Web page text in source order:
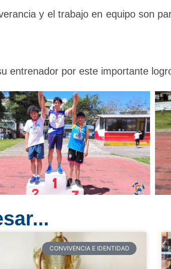
y el trabajo en equipo son
entrenador por este importante
CONVIVENCIA E IDENTIDAD